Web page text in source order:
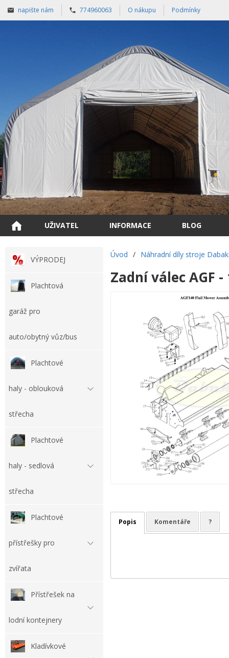
napište nám 774960063 O nákupu Podmínky
UŽIVATEL INFORMACE BLOG
VÝPRODEJ
Plachtová
garáž pro
auto/obytný vůz/bus
Plachtové
haly - oblouková
střecha
Plachtové
haly - sedlová
střecha
Plachtové
přístřešky pro
zvířata
Přístřešek na
lodní kontejnery
Kladívkové
Úvod / Náhradní díly stroje
Zadní válec AGF -
Popis Komentáře ?